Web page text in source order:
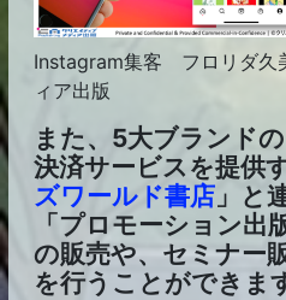
Instagram集客 フロリダ
ィア出版
また、5大ブランド
決済サービスを提供
ズワールド書店 」と
「プロモーション出
の販売や、セミナー
を行うことができま